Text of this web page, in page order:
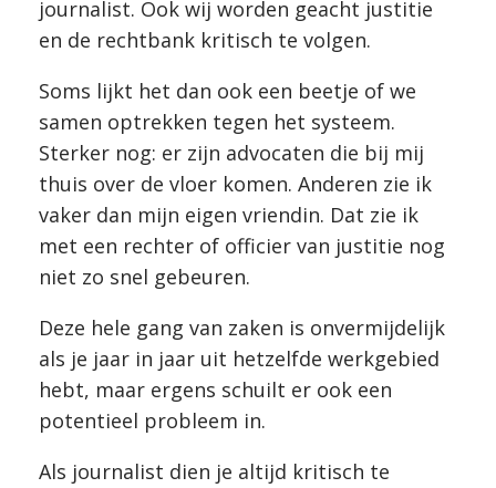
journalist. Ook wij worden geacht justitie
en de rechtbank kritisch te volgen.
Soms lijkt het dan ook een beetje of we
samen optrekken tegen het systeem.
Sterker nog: er zijn advocaten die bij mij
thuis over de vloer komen. Anderen zie ik
vaker dan mijn eigen vriendin. Dat zie ik
met een rechter of officier van justitie nog
niet zo snel gebeuren.
Deze hele gang van zaken is onvermijdelijk
als je jaar in jaar uit hetzelfde werkgebied
hebt, maar ergens schuilt er ook een
potentieel probleem in.
Als journalist dien je altijd kritisch te